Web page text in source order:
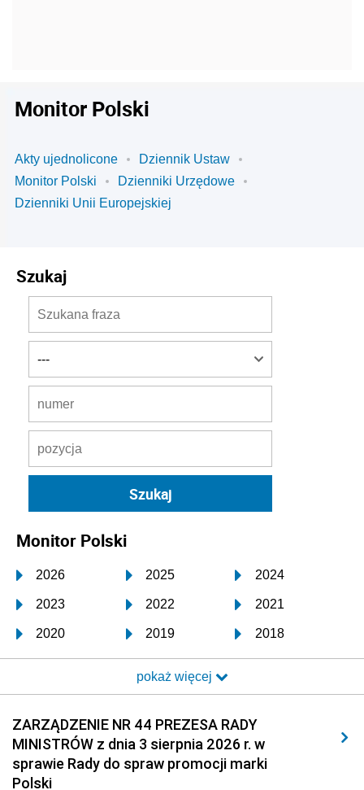
Monitor Polski
Akty ujednolicone
Dziennik Ustaw
Monitor Polski
Dzienniki Urzędowe
Dzienniki Unii Europejskiej
Szukaj
Monitor Polski
2026 2025 2024
2023 2022 2021
2020 2019 2018
2017 2016 2015
2014 2013 2012
2011 2010 2009
2008 2007 2006
2005
pokaż więcej
ZARZĄDZENIE NR 44 PREZESA RADY
MINISTRÓW z dnia 3 sierpnia 2026 r. w
sprawie Rady do spraw promocji marki
Polski